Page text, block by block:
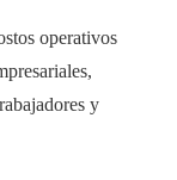
operativos
y